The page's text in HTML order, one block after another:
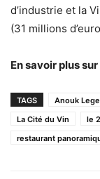
d’industrie et la
(31 millions
En savoir plus
TAGS Anouk
La Cité du Vin
le
restaurant